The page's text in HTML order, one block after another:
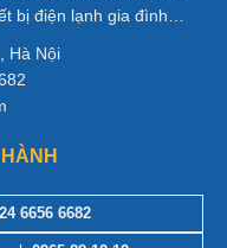
bị điện lạnh gia đình…
Hà Nội
6656 6682